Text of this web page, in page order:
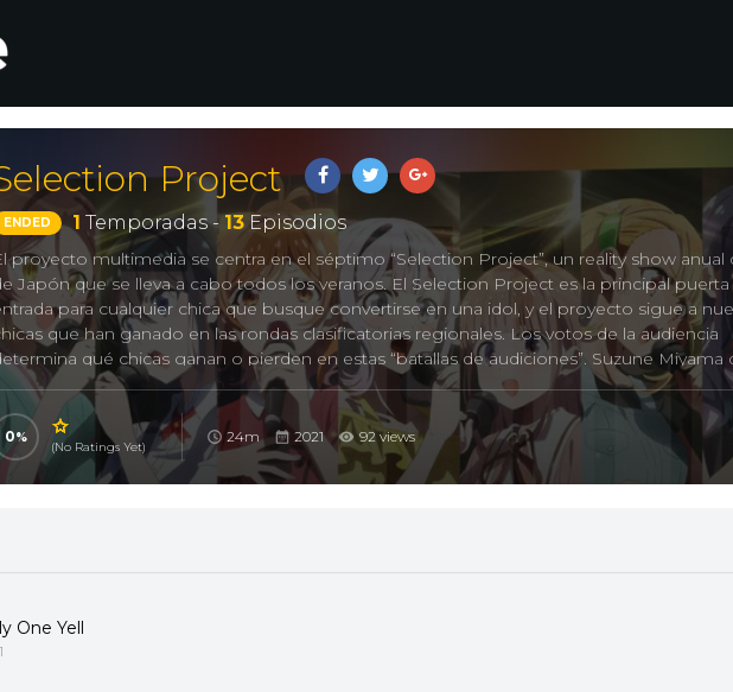
Project
ENDED 1 Temporadas - 13Episodios
proyecto multimedia se centra en el séptimo “Selection Project”, un reality show anual
Japón que se lleva a cabo todos los veranos. El Selection Project es la principal puerta
para cualquier chica que busque convertirse en una idol, y el proyecto sigue a
que han ganado en las rondas clasificatorias regionales. Los votos de la audiencia
qué chicas ganan o pierden en estas “batallas de audiciones”. Suzune Miyama
ser una idol como Akari Amenazawa, una idol que debutó a través de reality show. Suzune
enferma desde que era pequeña, pero escuchaba la música de Akari a menudo
a dar un paseo. La voz de Akari le dio a Suzune sonrisas y el coraje, lo que la animó a
por los demás. En su último verano de secundaria, Suzune decide entrar como
en el séptimo Selection Project, para hacer realidad sus sueños.
0
(No Ratings Yet)
24m 2021 92 views
One Yell